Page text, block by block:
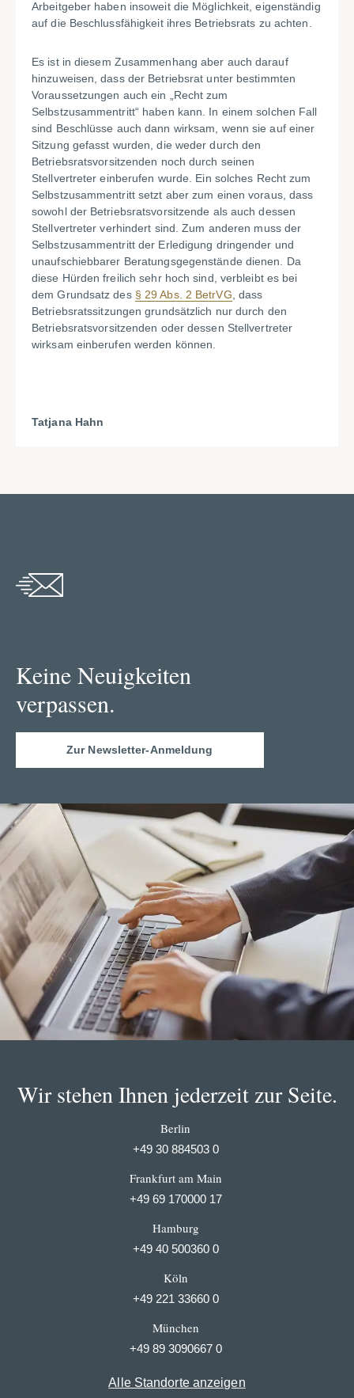
Arbeitgeber haben insoweit die Möglichkeit, eigenständig
auf die Beschlussfähigkeit ihres Betriebsrats zu achten.
Es ist in diesem Zusammenhang aber auch darauf
hinzuweisen, dass der Betriebsrat unter bestimmten
Voraussetzungen auch ein „Recht zum
Selbstzusammentritt“ haben kann. In einem solchen Fall
sind Beschlüsse auch dann wirksam, wenn sie auf einer
Sitzung gefasst wurden, die weder durch den
Betriebsratsvorsitzenden noch durch seinen
Stellvertreter einberufen wurde. Ein solches Recht zum
Selbstzusammentritt setzt aber zum einen voraus, dass
sowohl der Betriebsratsvorsitzende als auch dessen
Stellvertreter verhindert sind. Zum anderen muss der
Selbstzusammentritt der Erledigung dringender und
unaufschiebbarer Beratungsgegenstände dienen. Da
diese Hürden freilich sehr hoch sind, verbleibt es bei
dem Grundsatz des § 29 Abs. 2 BetrVG , dass
Betriebsratssitzungen grundsätzlich nur durch den
Betriebsratsvorsitzenden oder dessen Stellvertreter
wirksam einberufen werden können.
Tatjana Hahn
Keine Neuigkeiten
verpassen.
Zur Newsletter-Anmeldung
Wir stehen Ihnen jederzeit zur Seite.
Berlin
+49 30 884503 0
Frankfurt am Main
+49 69 170000 17
Hamburg
+49 40 500360 0
Köln
+49 221 33660 0
München
+49 89 3090667 0
Alle Standorte anzeigen